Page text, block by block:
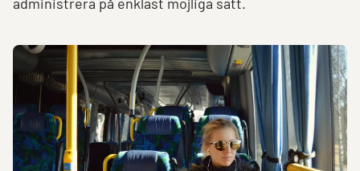
administrera på enklast möjliga sätt.